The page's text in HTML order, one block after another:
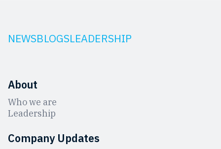
NEWSBLOGSLEADERSHIP
About
Who we are
Leadership
Company Updates